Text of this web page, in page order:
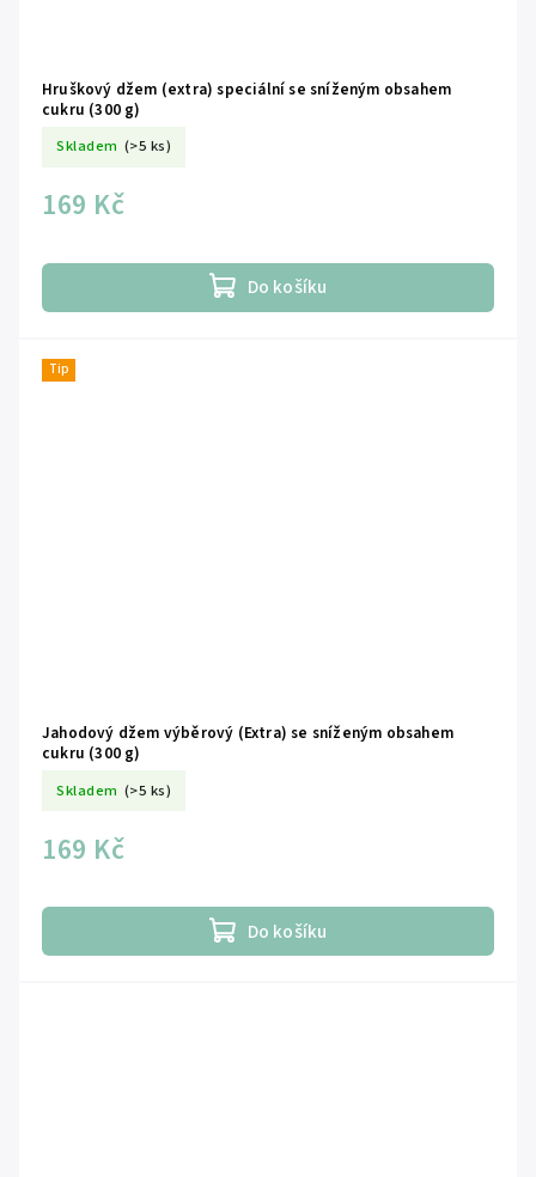
Hruškový džem (extra) speciální se sníženým obsahem
cukru (300 g)
Skladem (>5 ks)
169 Kč
Do košíku
Tip
Jahodový džem výběrový (Extra) se sníženým obsahem
cukru (300 g)
Skladem (>5 ks)
169 Kč
Do košíku